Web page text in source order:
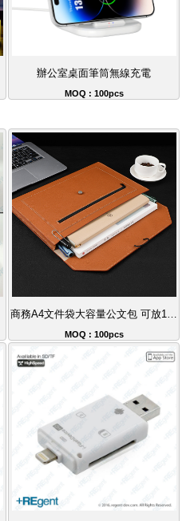
辦公室桌面筆筒無線充電
MOQ : 100pcs
商務A4文件袋大容量公文包 可放13-15吋手提電腦 立體收納設計
MOQ : 100pcs